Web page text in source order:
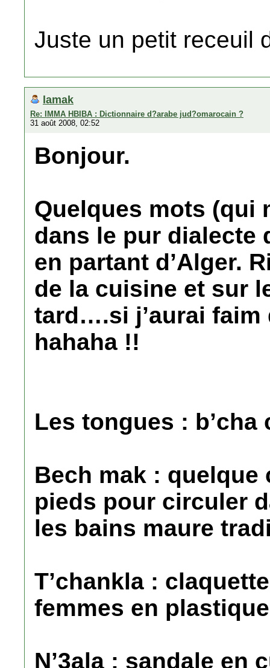
Juste un petit receuil
lamak
Re: IMMA HBIBA : Dictionnaire d?arabe jud?omarocain ?
31 août 2008, 02:52
Bonjour.
Quelques mots (qui
dans le pur dialecte
en partant d’Alger.
de la cuisine et sur
tard….si j’aurai faim
hahaha !!
Les tongues : b’cha
Bech mak :
pieds pour circuler
les bains maure
T’chankla :
femmes en
N’3ala : sandale en